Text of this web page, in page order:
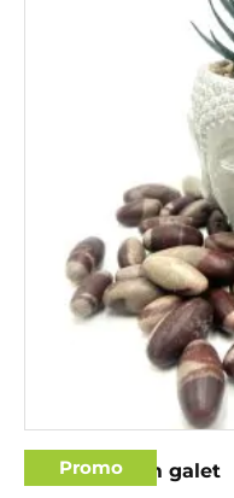
Promo
Shiva Lingam galet